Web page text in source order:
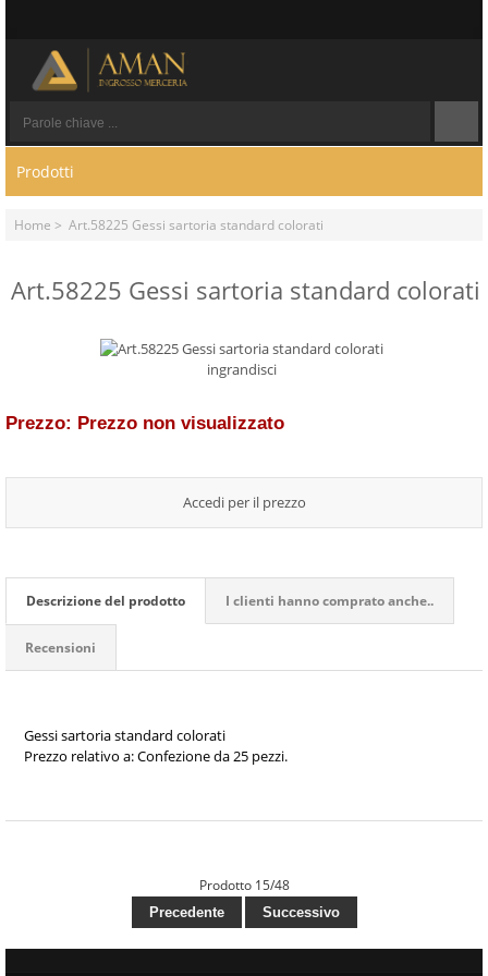
Prodotti
Home > Art.58225 Gessi sartoria standard colorati
Art.58225 Gessi sartoria standard colorati
ingrandisci
Prezzo: Prezzo non visualizzato
Accedi per il prezzo
Descrizione del prodotto I clienti hanno comprato anche..
Recensioni
Gessi sartoria standard colorati
Prezzo relativo a: Confezione da 25 pezzi.
Prodotto 15/48
Precedente Successivo